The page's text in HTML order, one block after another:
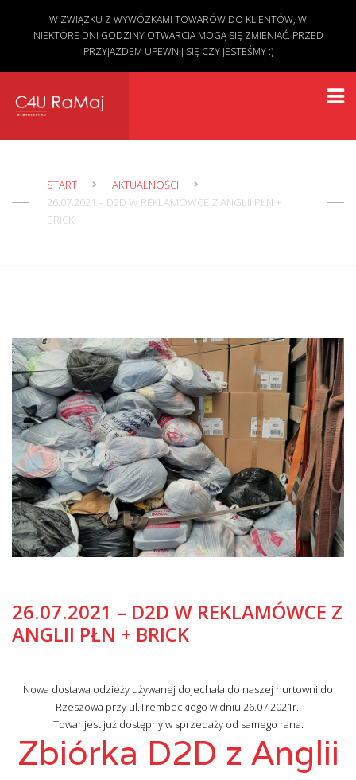
START
AKTUALNOŚCI
26.07.2021 – D2D W REKLAMÓWCE Z ANGLII PŁN +
BRICK
26.07.2021 – D2D W REKLAMÓWCE Z
ANGLII PŁN + BRICK
Nowa dostawa odzieży używanej dojechała do naszej hurtowni do
Rzeszowa przy ul.Trembeckiego w dniu 26.07.2021r.
Towar jest już dostępny w sprzedaży od samego rana.
Zbiórka D2D z Anglii
W ZWIĄZKU Z WYWÓZKAMI TOWARÓW DO KLIENTÓW, W
NIEKTÓRE DNI GODZINY OTWARCIA MOGĄ SIĘ ZMIENIAĆ. PRZED
PRZYJAZDEM UPEWNIJ SIĘ CZY JESTEŚMY :)